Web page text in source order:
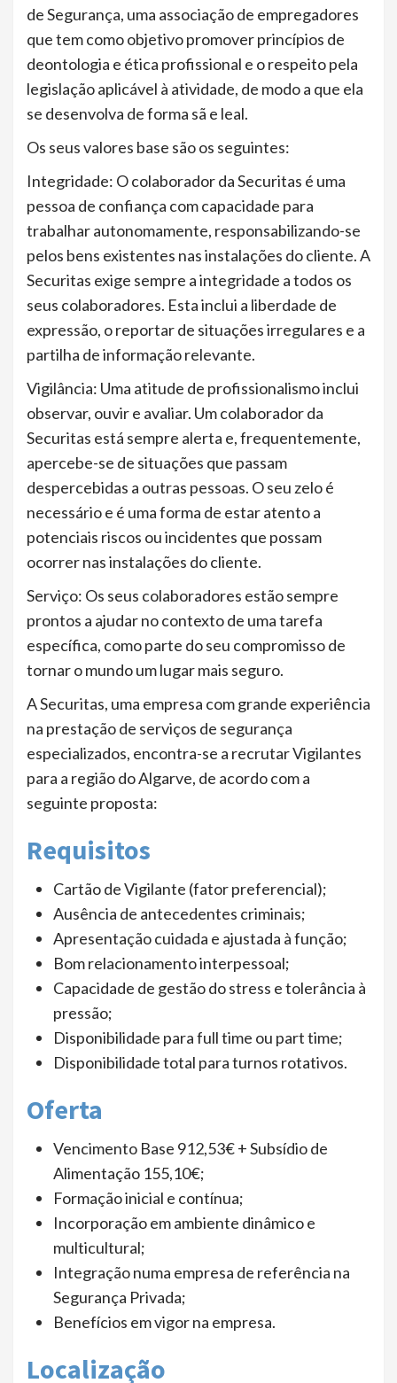
de Segurança, uma associação de empregadores
que tem como objetivo promover princípios de
deontologia e ética profissional e o respeito pela
legislação aplicável à atividade, de modo a que ela
se desenvolva de forma sã e leal.
Os seus valores base são os seguintes:
Integridade: O colaborador da Securitas é uma
pessoa de confiança com capacidade para
trabalhar autonomamente, responsabilizando-se
pelos bens existentes nas instalações do cliente. A
Securitas exige sempre a integridade a todos os
seus colaboradores. Esta inclui a liberdade de
expressão, o reportar de situações irregulares e a
partilha de informação relevante.
Vigilância: Uma atitude de profissionalismo inclui
observar, ouvir e avaliar. Um colaborador da
Securitas está sempre alerta e, frequentemente,
apercebe-se de situações que passam
despercebidas a outras pessoas. O seu zelo é
necessário e é uma forma de estar atento a
potenciais riscos ou incidentes que possam
ocorrer nas instalações do cliente.
Serviço: Os seus colaboradores estão sempre
prontos a ajudar no contexto de uma tarefa
específica, como parte do seu compromisso de
tornar o mundo um lugar mais seguro.
A Securitas, uma empresa com grande experiência
na prestação de serviços de segurança
especializados, encontra-se a recrutar Vigilantes
para a região do Algarve, de acordo com a
seguinte proposta:
Requisitos
Cartão de Vigilante (fator preferencial);
Ausência de antecedentes criminais;
Apresentação cuidada e ajustada à função;
Bom relacionamento interpessoal;
Capacidade de gestão do stress e tolerância à
pressão;
Disponibilidade para full time ou part time;
Disponibilidade total para turnos rotativos.
Oferta
Vencimento Base 912,53€ + Subsídio de
Alimentação 155,10€;
Formação inicial e contínua;
Incorporação em ambiente dinâmico e
multicultural;
Integração numa empresa de referência na
Segurança Privada;
Benefícios em vigor na empresa.
Localização